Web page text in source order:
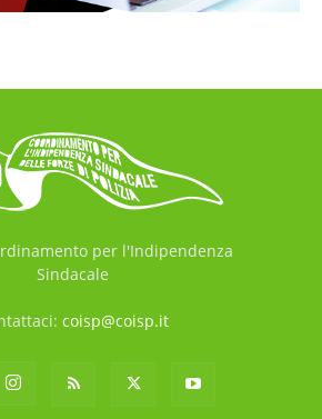
per l'Indipendenza
Sindacale
coisp@coisp.it